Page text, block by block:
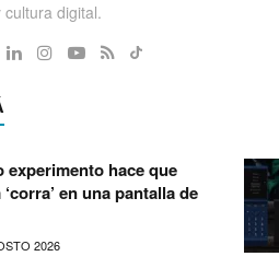
digital.
experimento hace que
en una pantalla de
2026